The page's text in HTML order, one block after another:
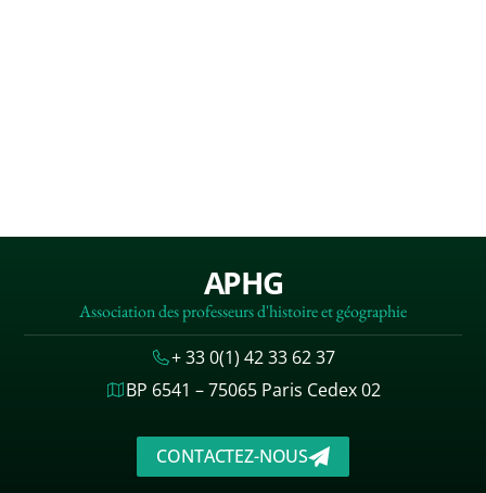
APHG
Association des professeurs d'histoire et géographie
+ 33 0(1) 42 33 62 37
BP 6541 – 75065 Paris Cedex 02
CONTACTEZ-NOUS